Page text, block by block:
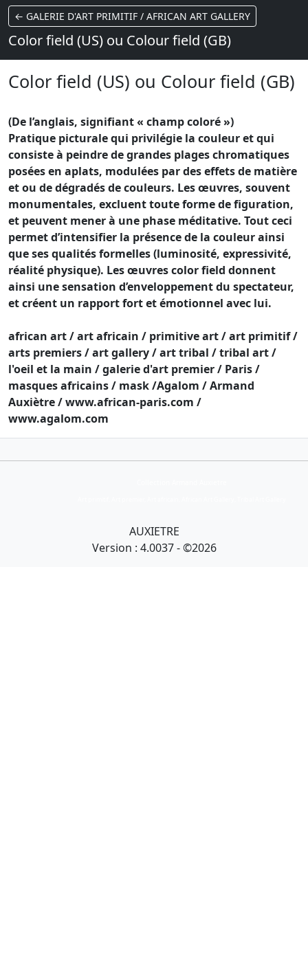
← GALERIE D'ART PRIMITIF / AFRICAN ART GALLERY
Color field (US) ou Colour field (GB)
Color field (US) ou Colour field (GB)
(De l’anglais, signifiant « champ coloré »)
Pratique picturale qui privilégie la couleur et qui
consiste à peindre de grandes plages chromatiques
posées en aplats, modulées par des effets de matière
et ou de dégradés de couleurs. Les œuvres, souvent
monumentales, excluent toute forme de figuration,
et peuvent mener à une phase méditative. Tout ceci
permet d’intensifier la présence de la couleur ainsi
que ses qualités formelles (luminosité, expressivité,
réalité physique). Les œuvres color field donnent
ainsi une sensation d’enveloppement du spectateur,
et créent un rapport fort et émotionnel avec lui.
african art / art africain / primitive art / art primitif /
arts premiers / art gallery / art tribal / tribal art /
l'oeil et la main / galerie d'art premier / Paris /
masques africains / mask /Agalom / Armand
Auxiètre / www.african-paris.com /
www.agalom.com
AUXIETRE
Version : 4.0037 - ©2026